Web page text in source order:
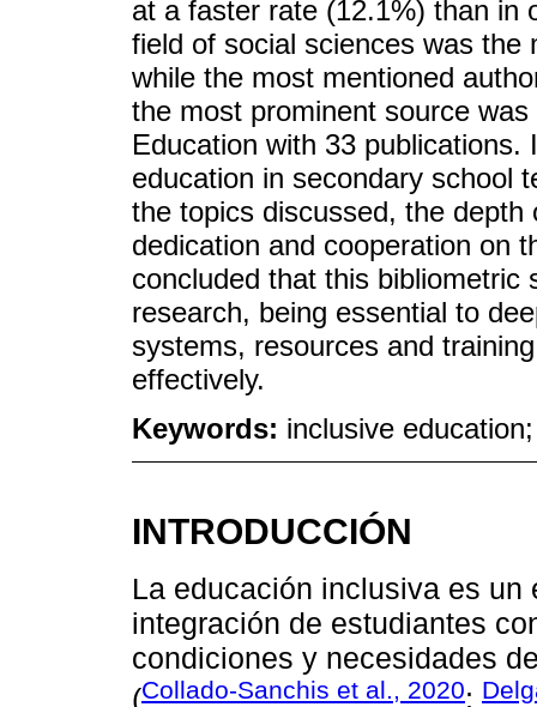
at a faster rate (12.1%) than in
field of social sciences was the
while the most mentioned
the most prominent source
Education with 33
education in secondary school
the topics discussed, the
dedication and cooperation on
concluded that this
research, being essential to
systems, resources and
effectively.
Keywords: inclusive
INTRODUCCIÓN
La educación inclusiva es
integración de estudiantes
condiciones y necesidades
(Collado-Sanchis et al., 2020;